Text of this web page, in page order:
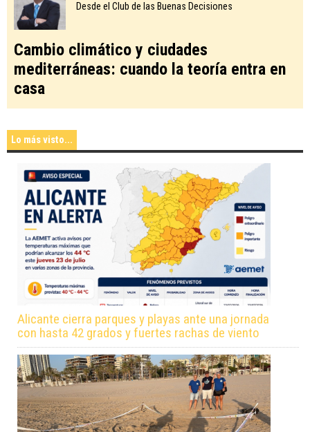
Desde el Club de las Buenas Decisiones
Cambio climático y ciudades
mediterráneas: cuando la teoría entra en
casa
Lo más visto...
Alicante cierra parques y playas ante una jornada
con hasta 42 grados y fuertes rachas de viento